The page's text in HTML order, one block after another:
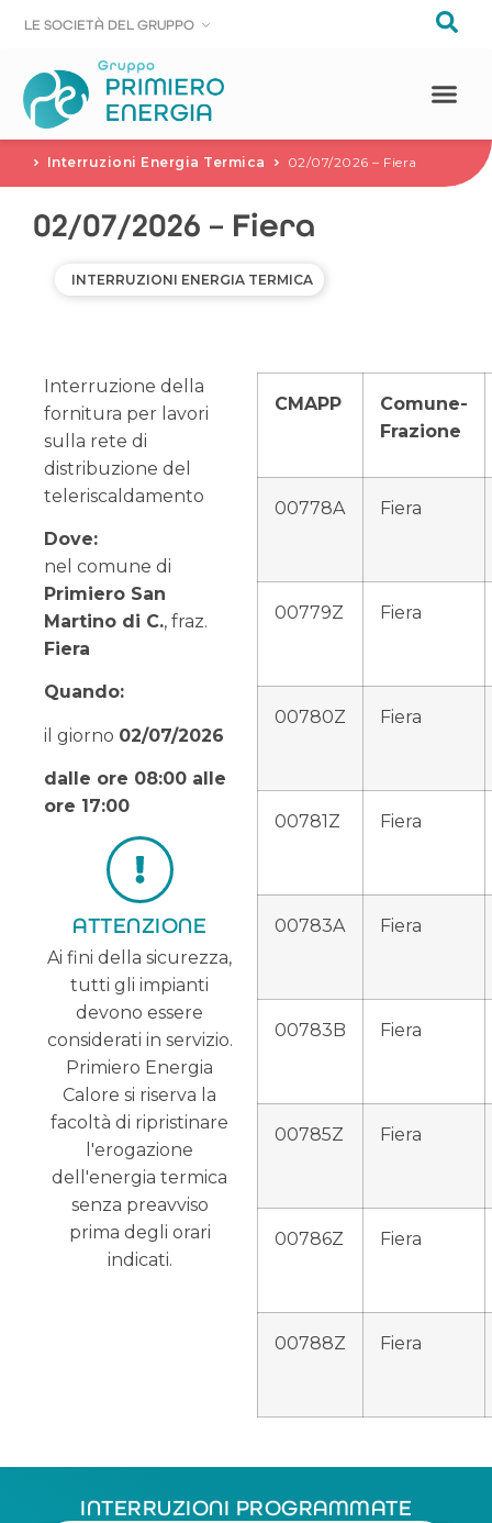
LE SOCIETÀ DEL GRUPPO
LE SOCIETÀ DEL GRUPPO
Interruzioni Energia Termica 02/07/2026 – Fiera
02/07/2026 – Fiera
INTERRUZIONI ENERGIA TERMICA
Interruzione della
fornitura per lavori
sulla rete di
distribuzione del
teleriscaldamento
Dove:
nel comune di
Primiero San
Martino di C., fraz.
Fiera
Quando:
il giorno 02/07/2026
dalle ore 08:00 alle
ore 17:00
ATTENZIONE
Ai fini della sicurezza,
tutti gli impianti
devono essere
considerati in servizio.
Primiero Energia
Calore si riserva la
facoltà di ripristinare
l'erogazione
dell'energia termica
senza preavviso
prima degli orari
indicati.
CMAPP
Comune-
Frazione
00778A Fiera
00779Z Fiera
00780Z Fiera
00781Z Fiera
00783A Fiera
00783B Fiera
00785Z Fiera
00786Z Fiera
00788Z Fiera
INTERRUZIONI PROGRAMMATE